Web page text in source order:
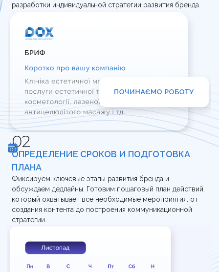
разработки индивидуальной стратегии развития бренда.
ОПРЕДЕЛЕНИЕ СРОКОВ И ПОДГОТОВКА
ПЛАНА
Фиксируем ключевые этапы развития бренда и
обсуждаем дедлайны. Готовим пошаговый план действий,
который охватывает все необходимые мероприятия: от
создания контента до построения коммуникационной
стратегии.